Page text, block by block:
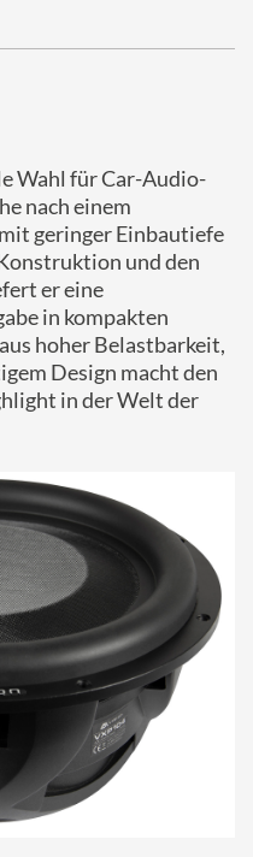
Wahl für Car-Audio-
nach einem
geringer Einbautiefe
und den
er eine
in kompakten
hoher Belastbarkeit,
Design macht den
in der Welt der